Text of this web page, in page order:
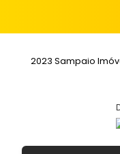
2023 Sampaio